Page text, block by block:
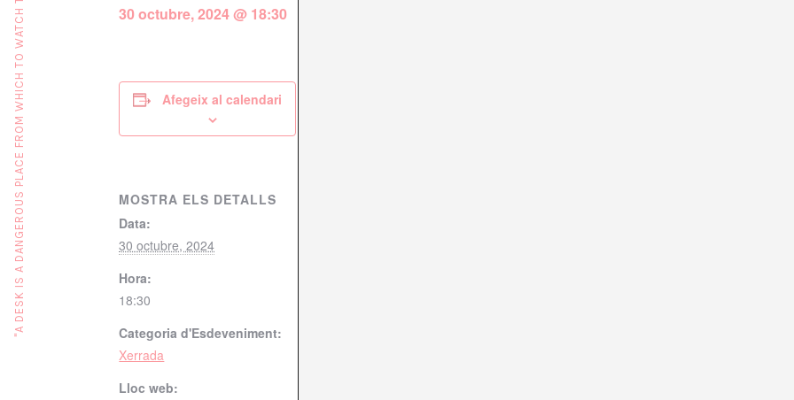
30 octubre, 2024 @ 18:30
Afegeix al calendari
MOSTRA ELS DETALLS
Data:
30 octubre, 2024
Hora:
18:30
Categoria d'Esdeveniment:
Xerrada
Lloc web: